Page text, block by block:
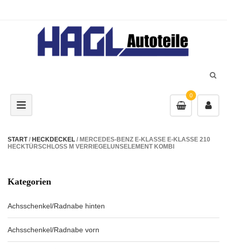
0
Toggle navigation
START/ HECKDECKEL / MERCEDES-BENZ E-KLASSE E-KLASSE 210
HECKTÜRSCHLOSS M VERRIEGELUNSELEMENT KOMBI
Kategorien
Achsschenkel/Radnabe hinten
Achsschenkel/Radnabe vorn